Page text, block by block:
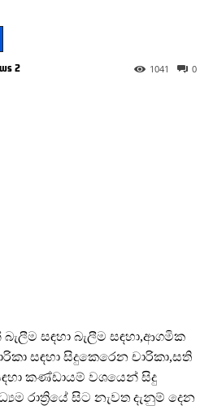
2 0
1041
සඳහා බැලීම සඳහා,ආගමික
සඳහා සිදුකෙරෙන චාරිකා,සති
කණ්ඩායම් වශයෙන් සිදු
රාත්‍රියේ සිට නැවත දැනුම් දෙන